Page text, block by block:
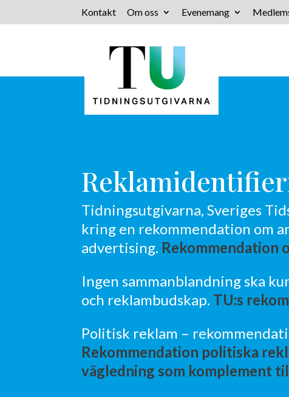
Kontakt Om oss Evenemang
Tidningsutgivarna, Sveriges
kring en rekommendation om
advertising. Rekommendation
Ingen sammanblandning ska
och reklambudskap. TU:s
Politisk reklam –
Rekommendation politiska
vägledning som komplement